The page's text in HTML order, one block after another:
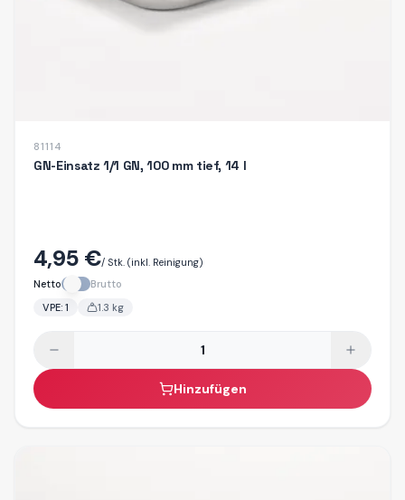
81114
GN-Einsatz 1/1 GN, 100 mm tief, 14 l
4,95 €/ Stk.(inkl. Reinigung)
Netto
Brutto
VPE: 1 1.3 kg
Hinzufügen